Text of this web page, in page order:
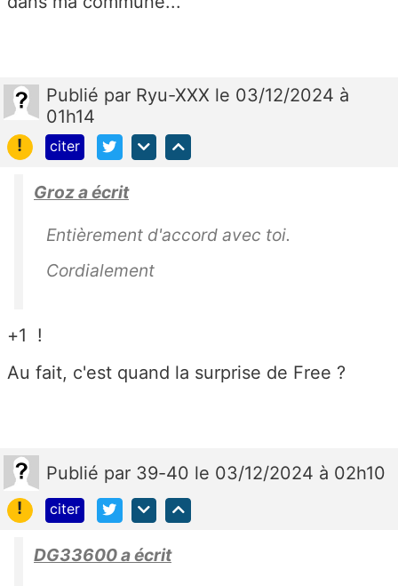
Publié par Ryu-XXX le 03/12/2024 à
01h14
!
citer
Groz a écrit
Entièrement d'accord avec toi.
Cordialement
+1 !
Au fait, c'est quand la surprise de Free ?
Publié par 39-40 le 03/12/2024 à 02h10
!
citer
DG33600 a écrit